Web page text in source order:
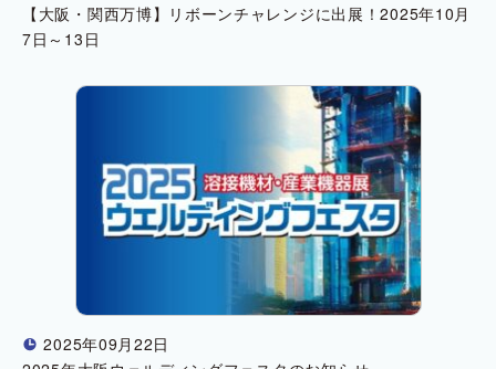
【大阪・関西万博】リボーンチャレンジに出展！2025年10月
7日～13日
! 2025年09月22日